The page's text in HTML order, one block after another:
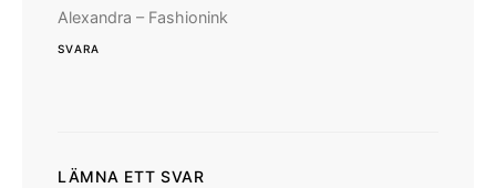
Alexandra – Fashionink
SVARA
LÄMNA ETT SVAR